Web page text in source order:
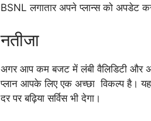
BSNL लगातार अपने प्लान्स को अपडेट
नतीजा
अगर आप कम बजट में लंबी वैलिडिटी और
प्लान आपके लिए एक अच्छा विकल्प है। यह
दर पर बढ़िया सर्विस भी देगा।